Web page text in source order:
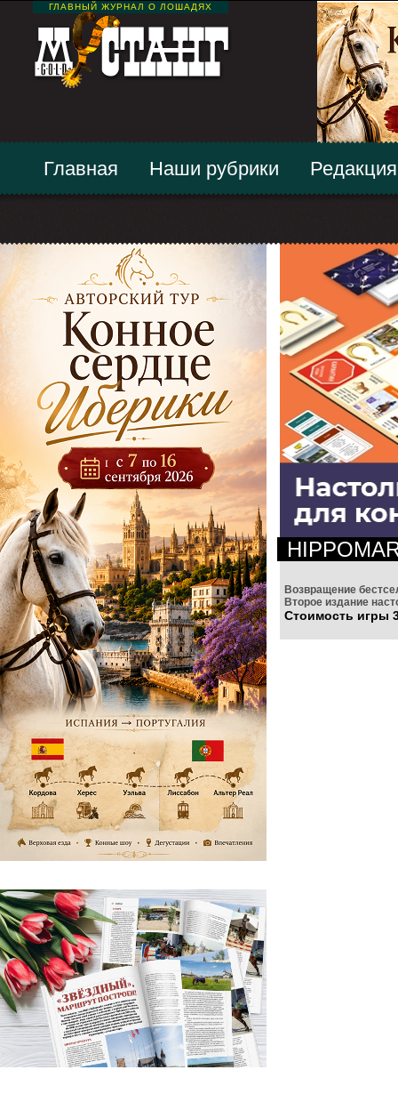
ГЛАВНЫЙ ЖУРНАЛ О ЛОШАДЯХ
Главная Наши рубрики Редакция
Возвращение
Второе издание
Стоимость игры